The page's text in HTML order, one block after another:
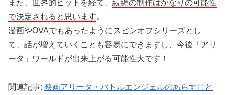
また、世界的ヒットを経て、 続編の制作はかなりの可能性
で決定されると思います。
漫画やOVAでもあったようにスピンオフシリーズとし
て、話が増えていくことも容易にできますし、今後「アリ
ータ」ワールドが出来上がる可能性大です！
関連記事: 映画アリータ・バトルエンジェルのあらすじと